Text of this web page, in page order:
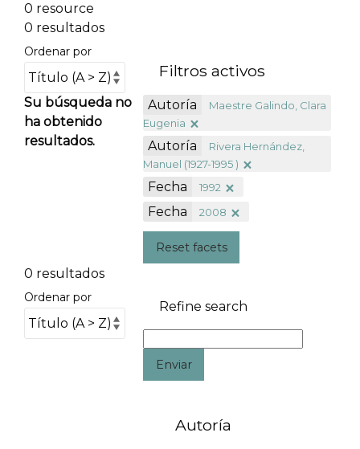
0 resource
0 resultados
Ordenar por
Su búsqueda no
ha obtenido
resultados.
0 resultados
Ordenar por
Filtros activos
Autoría
Maestre Galindo, Clara
Eugenia
Autoría
Rivera Hernández,
Manuel (1927-1995 )
Fecha 1992
Fecha 2008
Reset facets
Refine search
Enviar
Autoría